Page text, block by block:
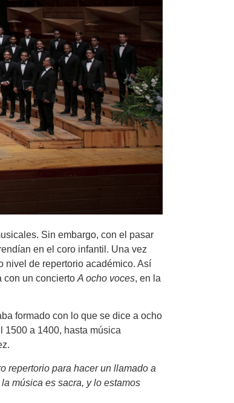
Sin embargo, con el pasar
en el coro infantil. Una vez
nivel de repertorio académico. Así
con un concierto A ocho voces, en la
formado con lo que se dice a ocho
1500 a 1400, hasta música
repertorio para hacer un llamado a
música es sacra, y lo estamos